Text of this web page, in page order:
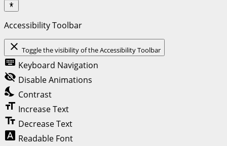
Accessibility Toolbar
close Toggle the visibility of the Accessibility Toolbar
keyboard Keyboard Navigation
visibility_off Disable Animations
nights_stay Contrast
format_size Increase Text
text_fields Decrease Text
font_download Readable Font